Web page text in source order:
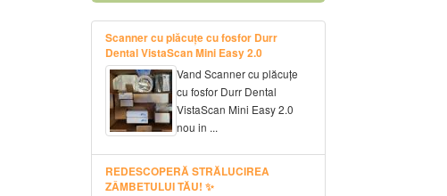
Scanner cu plăcuțe cu fosfor Durr
Dental VistaScan Mini Easy 2.0
Vand Scanner cu plăcuțe
cu fosfor Durr Dental
VistaScan Mini Easy 2.0
nou in ...
REDESCOPERĂ STRĂLUCIREA
ZÂMBETULUI TĂU! ✨